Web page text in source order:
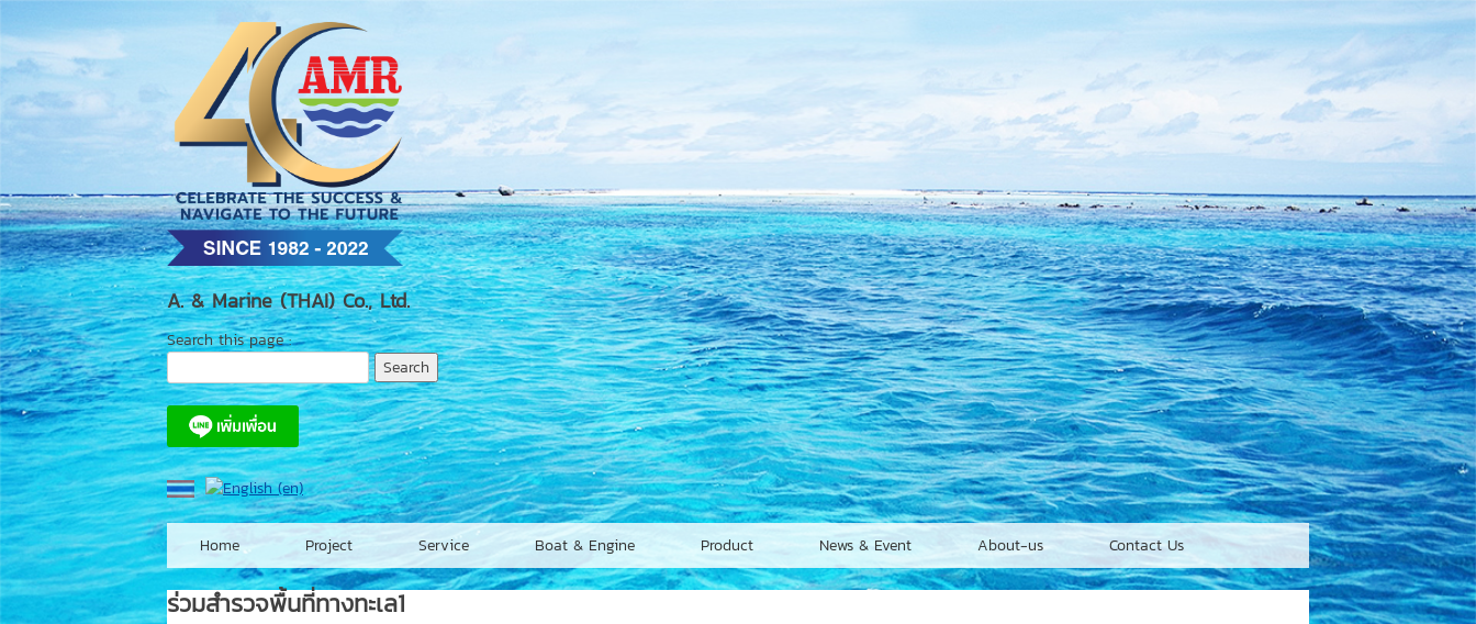
to
content
A. & Marine (THAI) Co., Ltd.
Search this page :
Home Project Service Boat & Engine Product News & Event About-us Contact Us
ร่วมสำรวจพื้นที่ทางทะเล1